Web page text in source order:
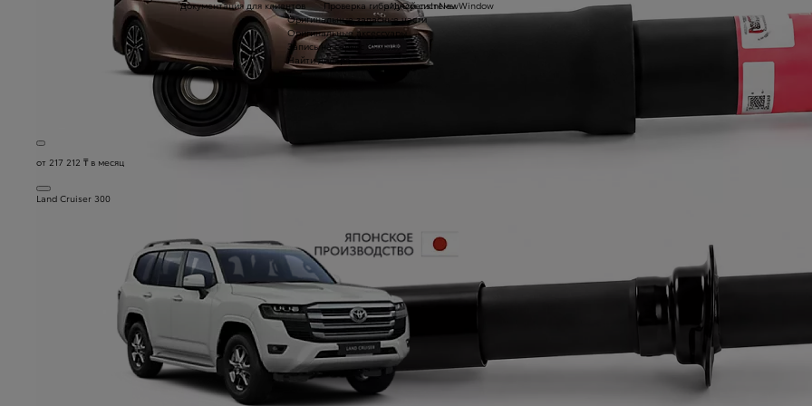
от 217 212 ₸ в месяц
Land Cruiser 300
Документация для клиентов
a11yOpensInNewWindow
Проверка гибридной системы
Оригинальные запасные части
Оригинальные аксессуары
Запись на сервис
Найти дилера